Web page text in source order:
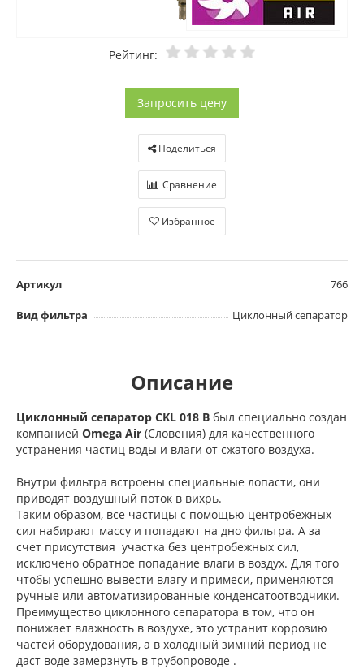
Рейтинг:
Запросить цену
Поделиться
Сравнение
Избранное
Артикул 766
Вид фильтра Циклонный сепаратор
Описание
Циклонный сепаратор CKL 018 B был специально создан
компанией Omega Air (Словения) для качественного
устранения частиц воды и влаги от сжатого воздуха.
Внутри фильтра встроены специальные лопасти, они
приводят воздушный поток в вихрь.
Таким образом, все частицы с помощью центробежных
сил набирают массу и попадают на дно фильтра. А за
счет присутствия участка без центробежных сил,
исключено обратное попадание влаги в воздух. Для того
чтобы успешно вывести влагу и примеси, применяются
ручные или автоматизированные конденсатоотводчики.
Преимущество циклонного сепаратора в том, что он
понижает влажность в воздухе, это устранит коррозию
частей оборудования, а в холодный зимний период не
даст воде замерзнуть в трубопроводе .